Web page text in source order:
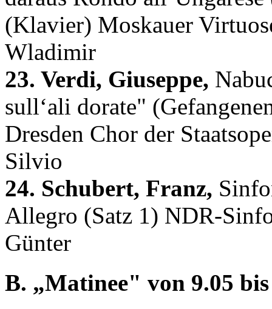
(Klavier) Moskauer
Wladimir
23. Verdi, Giuseppe,
sull‘ali dorate"
Dresden Chor der
Silvio
24. Schubert, Franz,
Allegro (Satz 1) NDR-
Günter
B. „Matinee" von 9.05